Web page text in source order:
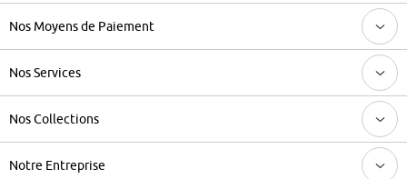
Nos Moyens de Paiement
Nos Services
Nos Collections
Notre Entreprise